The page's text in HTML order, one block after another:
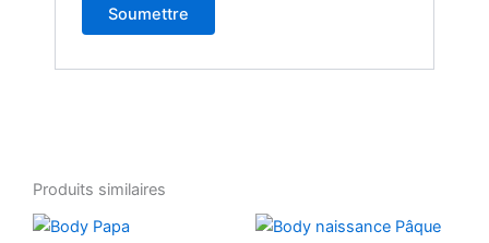
Produits similaires
Plage